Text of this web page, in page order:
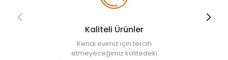
Kaliteli Ürünler
Kendi evimiz için tercih
etmeyeceğimiz kalitedeki